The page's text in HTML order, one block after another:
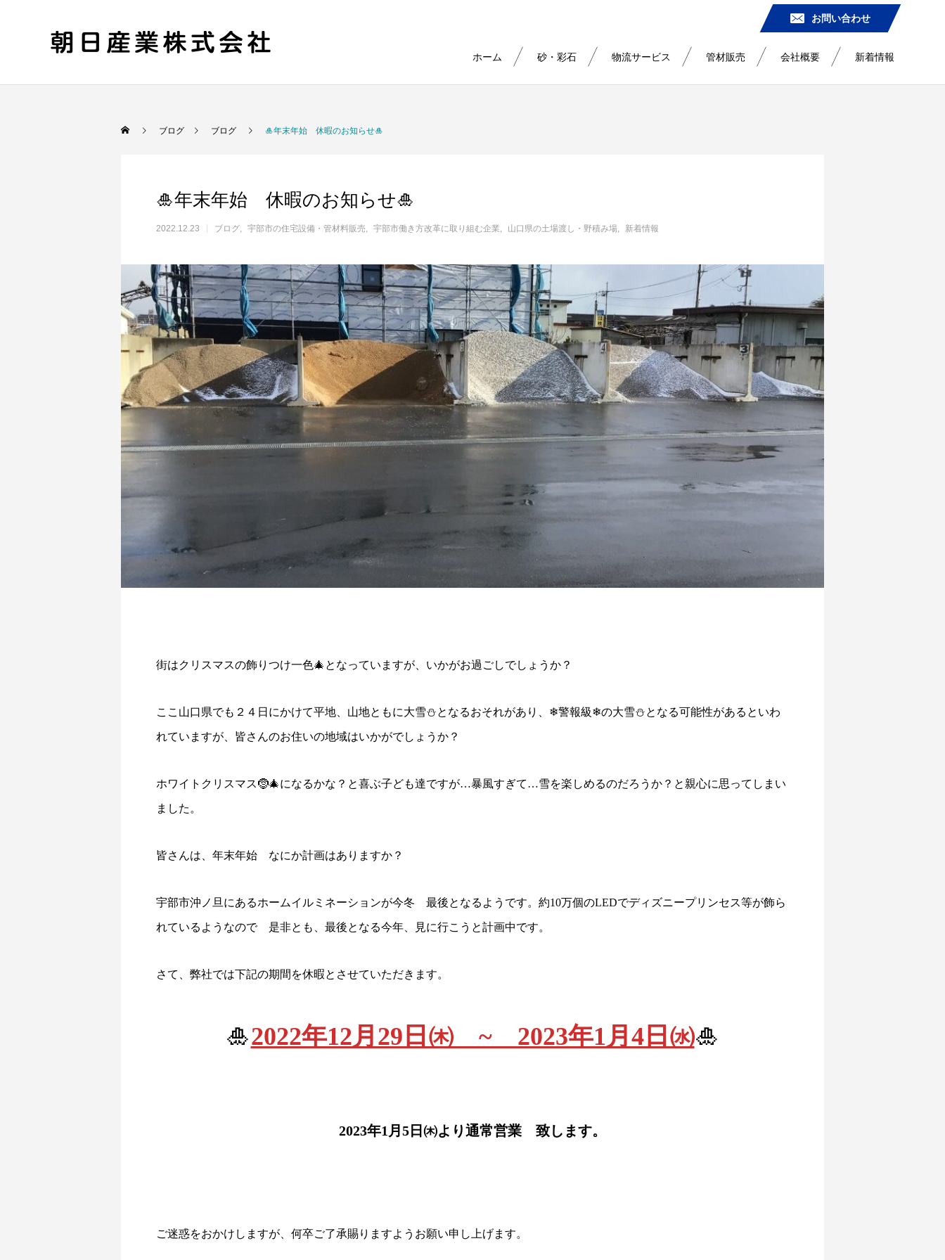
お問い合わせ
ホーム 砂・彩石 物流サービス 管材販売 会社概要 新着情報
ブログ ブログ 🎍年末年始 休暇のお知らせ🎍
🎍年末年始 休暇のお知らせ🎍
2022.12.23 ブログ 宇部市の住宅設備・管材料販売 宇部市働き方改革に取り組む企業 山口県の土場渡し・野積み場 新着情報
街はクリスマスの飾りつけ一色🎄となっていますが、いかがお過ごしでしょうか？
ここ山口県でも２４日にかけて平地、山地ともに大雪⛄となるおそれがあり、❄警報級❄の大雪⛄となる可能性があるといわ
れていますが、皆さんのお住いの地域はいかがでしょうか？
ホワイトクリスマス🤶🎄になるかな？と喜ぶ子ども達ですが…暴風すぎて…雪を楽しめるのだろうか？と親心に思ってしまい
ました。
皆さんは、年末年始 なにか計画はありますか？
宇部市沖ノ旦にあるホームイルミネーションが今冬 最後となるようです。約10万個のLEDでディズニープリンセス等が飾ら
れているようなので 是非とも、最後となる今年、見に行こうと計画中です。
さて、弊社では下記の期間を休暇とさせていただきます。
🎍2022年12月29日㈭ ~ 2023年1月4日㈬🎍
2023年1月5日㈭より通常営業 致します。
ご迷惑をおかけしますが、何卒ご了承賜りますようお願い申し上げます。